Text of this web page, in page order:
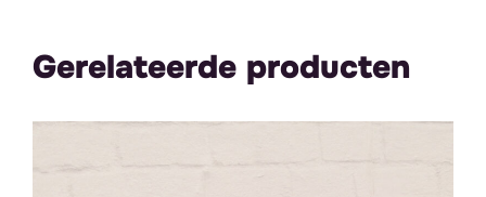
Gerelateerde producten